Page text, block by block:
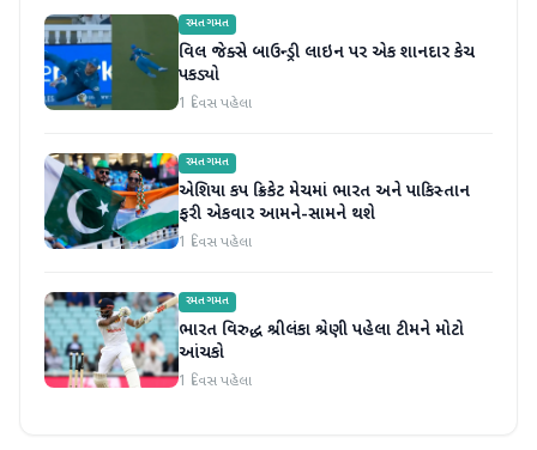
રમતગમત
વિલ જેક્સે બાઉન્ડ્રી લાઇન પર એક શાનદાર કેચ
પકડ્યો
1 દિવસ પહેલા
રમતગમત
એશિયા કપ ક્રિકેટ મેચમાં ભારત અને પાકિસ્તાન
ફરી એકવાર આમને-સામને થશે
1 દિવસ પહેલા
રમતગમત
ભારત વિરુદ્ધ શ્રીલંકા શ્રેણી પહેલા ટીમને મોટો
આંચકો
1 દિવસ પહેલા